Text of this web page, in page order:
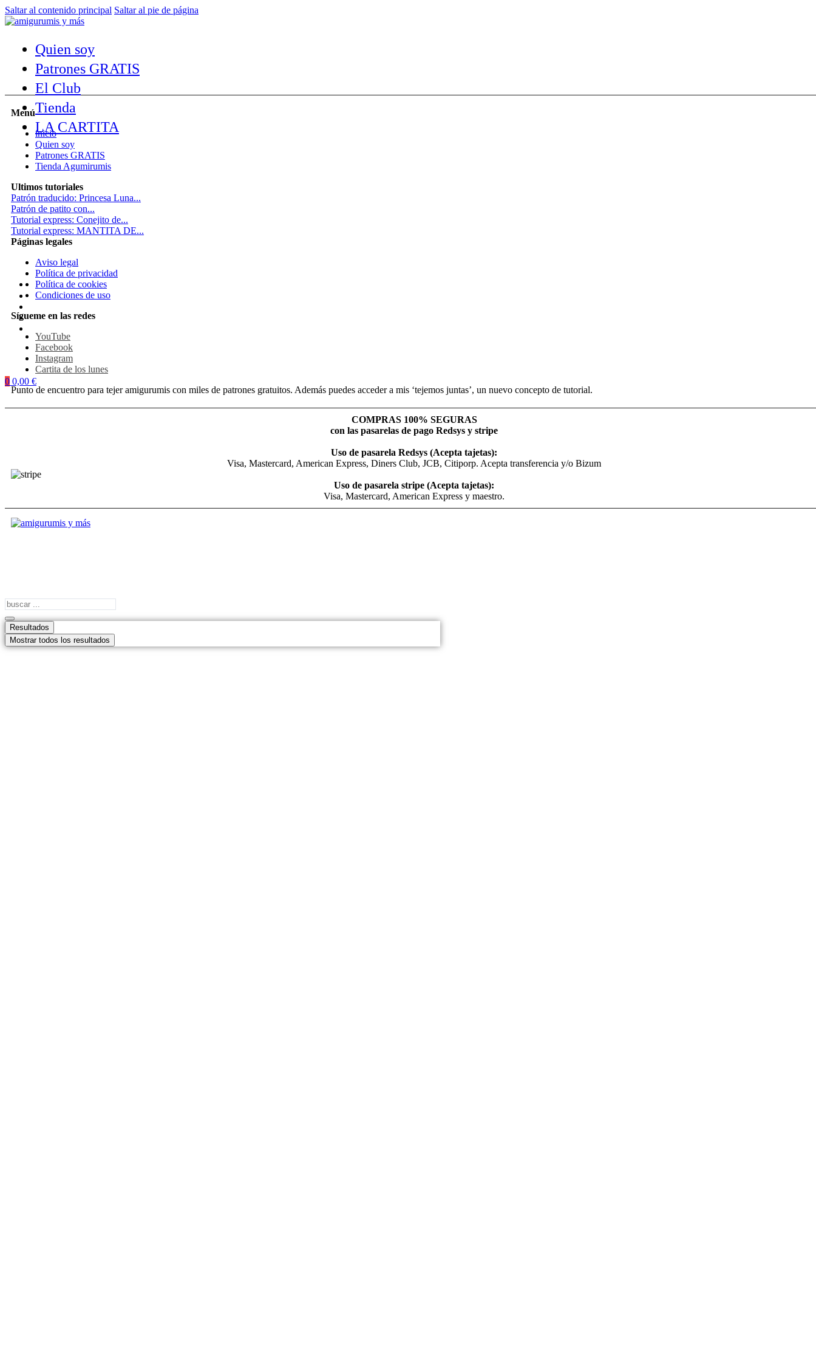
Saltar al contenido principal Saltar al pie de página
Quien soy
Patrones GRATIS
El Club
Tienda
LA CARTITA
0 0,00 €
Menú
inicio
Quien soy
Patrones GRATIS
Tienda Agumirumis
Ultimos tutoriales
Patrón traducido: Princesa Luna...
Patrón de patito con...
Tutorial express: Conejito de...
Tutorial express: MANTITA DE...
Páginas legales
Aviso legal
Política de privacidad
Política de cookies
Condiciones de uso
Sígueme en las redes
YouTube
Facebook
Instagram
Cartita de los lunes
Punto de encuentro para tejer amigurumis con miles de patrones gratuitos. Además puedes acceder a mis ‘tejemos juntas’, un nuevo concepto de tutorial.
COMPRAS 100% SEGURAS
con las pasarelas de pago Redsys y stripe
Uso de pasarela Redsys (Acepta tajetas):
Visa, Mastercard, American Express, Diners Club, JCB, Citiporp. Acepta transferencia y/o Bizum
Uso de pasarela stripe (Acepta tajetas):
Visa, Mastercard, American Express y maestro.
Search
Resultados
Mostrar todos los resultados